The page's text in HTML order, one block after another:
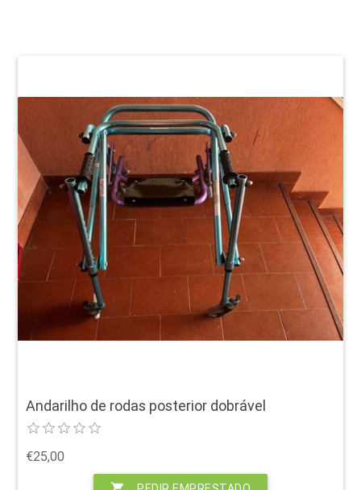
Andarilho de rodas posterior dobrável
€25,00